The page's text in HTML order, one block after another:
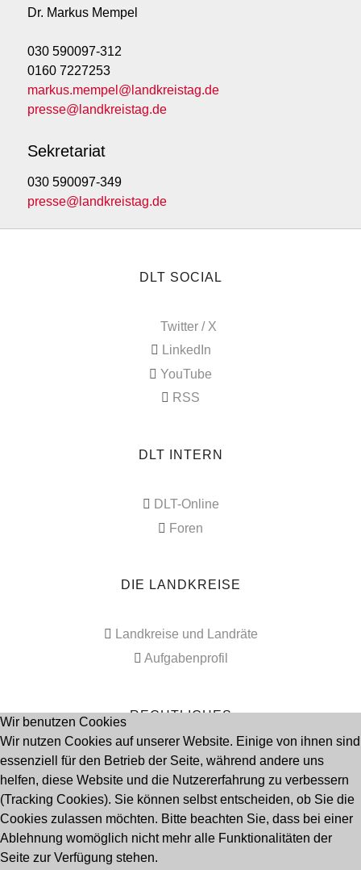
Dr. Markus Mempel
030 590097-312
0160 7227253
markus.mempel@landkreistag.de
presse@landkreistag.de
Sekretariat
030 590097-349
presse@landkreistag.de
DLT SOCIAL
Twitter / X
LinkedIn
YouTube
RSS
DLT INTERN
DLT-Online
Foren
DIE LANDKREISE
Landkreise und Landräte
Aufgabenprofil
RECHTLICHES
Impressum
Datenschutz
Seitenanfang
Wir benutzen Cookies
Wir nutzen Cookies auf unserer Website. Einige von ihnen sind
essenziell für den Betrieb der Seite, während andere uns
helfen, diese Website und die Nutzererfahrung zu verbessern
(Tracking Cookies). Sie können selbst entscheiden, ob Sie die
Cookies zulassen möchten. Bitte beachten Sie, dass bei einer
Ablehnung womöglich nicht mehr alle Funktionalitäten der
Seite zur Verfügung stehen.